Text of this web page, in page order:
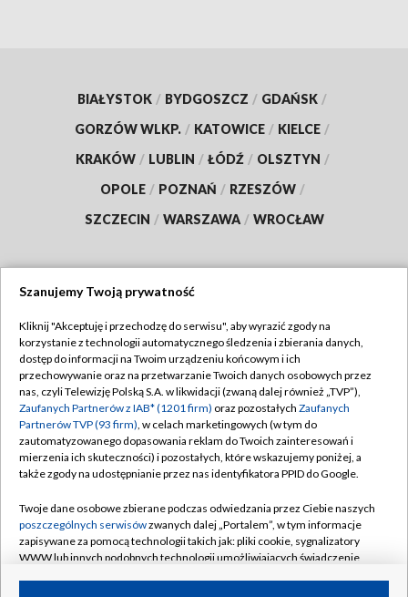
BIAŁYSTOK / BYDGOSZCZ / GDAŃSK /
GORZÓW WLKP. / KATOWICE / KIELCE /
KRAKÓW / LUBLIN / ŁÓDŹ / OLSZTYN /
OPOLE / POZNAŃ / RZESZÓW /
SZCZECIN / WARSZAWA / WROCŁAW
TVP
Abonament TVP
Emisja w TVP
Centrum informacji TVP
Naziemna Telewizja Cyfrowa
Rada Programowa
System NOS
Informacje o nadawcy
Regulamin TVP
Polityka prywatności
Moje zgody
Pomoc
Kontakt
Kanały
Szanujemy Twoją prywatność
Kliknij "Akceptuję i przechodzę do serwisu", aby wyrazić zgody na
korzystanie z technologii automatycznego śledzenia i zbierania danych,
dostęp do informacji na Twoim urządzeniu końcowym i ich
przechowywanie oraz na przetwarzanie Twoich danych osobowych przez
nas, czyli Telewizję Polską S.A. w likwidacji (zwaną dalej również „TVP”),
Zaufanych Partnerów z IAB* (1201 firm) oraz pozostałych Zaufanych
Partnerów TVP (93 firm), w celach marketingowych (w tym do
zautomatyzowanego dopasowania reklam do Twoich zainteresowań i
mierzenia ich skuteczności) i pozostałych, które wskazujemy poniżej, a
także zgody na udostępnianie przez nas identyfikatora PPID do Google.
Twoje dane osobowe zbierane podczas odwiedzania przez Ciebie naszych
poszczególnych serwisówzwanych dalej „Portalem”, w tym informacje
zapisywane za pomocą technologii takich jak: pliki cookie, sygnalizatory
WWW lub innych podobnych technologii umożliwiających świadczenie